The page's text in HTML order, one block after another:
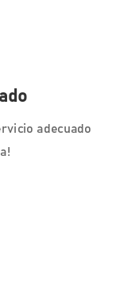
adecuado